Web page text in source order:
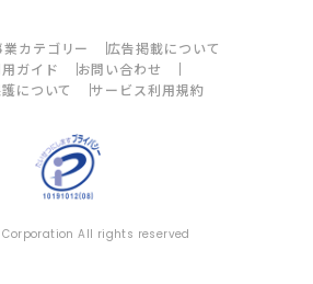
業カテゴリー
広告掲載について
ガイド
お問い合わせ
について
サービス利用規約
All rights reserved